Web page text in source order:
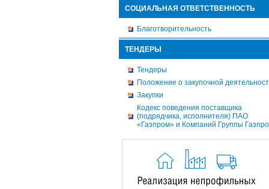
СОЦИАЛЬНАЯ ОТВЕТСТВЕННОСТЬ
Благотворительность
ТЕНДЕРЫ
Тендеры
Положение о закупочной
Закупки
Кодекс поведения поставщика
(подрядчика, исполнителя) ПАО
«Газпром» и Компаний Группы